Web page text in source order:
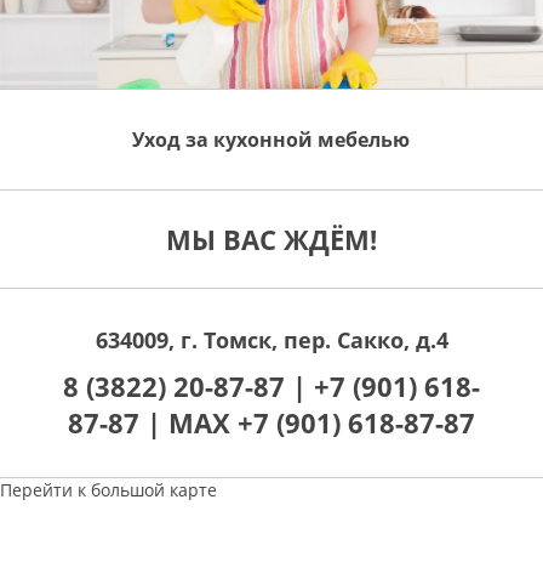
Уход за кухонной мебелью
МЫ ВАС ЖДЁМ!
634009, г. Томск, пер. Сакко, д.4
8 (3822) 20-87-87 | +7 (901) 618-
87-87 | MAX +7 (901) 618-87-87
Перейти к большой карте